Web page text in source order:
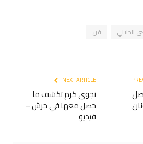
الحلاني فن
NEXT ARTICLE
نجوى كرم تكشف ما
حصل معها في جرش –
فيديو